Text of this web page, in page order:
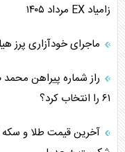
چرا کویت به دنبال
اعتراف غرب به قدرت
خطای راهبردی ترامپ
زامیاد EX مرداد ۱۴۰۵
ماجرای خودآزاری پرز
راز شماره پیراهن
۶۱ را انتخاب کرد؟